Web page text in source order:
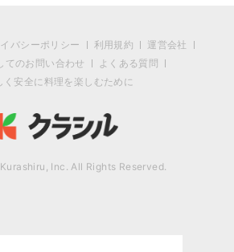
バシーポリシー 利用規約
運営会社
てのお問い合わせ
よくある質問
く安全に料理を楽しむために
Inc. All Rights Reserved.